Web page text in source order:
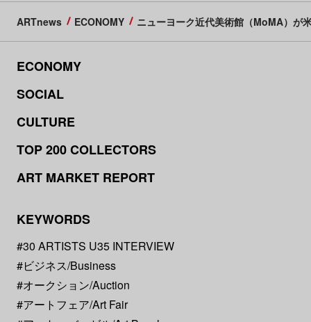
ARTnews ECONOMY ニューヨーク近代美術館（MoMA）が
ECONOMY
SOCIAL
CULTURE
TOP 200 COLLECTORS
ART MARKET REPORT
KEYWORDS
#30 ARTISTS U35 INTERVIEW
#ビジネス/Business
#オークション/Auction
#アートフェア/Art Fair